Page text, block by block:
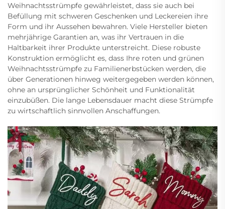
Weihnachtsstrümpfe gewährleistet, dass sie auch bei
Befüllung mit schweren Geschenken und Leckereien ihre
Form und ihr Aussehen bewahren. Viele Hersteller bieten
mehrjährige Garantien an, was ihr Vertrauen in die
Haltbarkeit ihrer Produkte unterstreicht. Diese robuste
Konstruktion ermöglicht es, dass Ihre roten und grünen
Weihnachtsstrümpfe zu Familienerbstücken werden, die
über Generationen hinweg weitergegeben werden können,
ohne an ursprünglicher Schönheit und Funktionalität
einzubüßen. Die lange Lebensdauer macht diese Strümpfe
zu wirtschaftlich sinnvollen Anschaffungen.